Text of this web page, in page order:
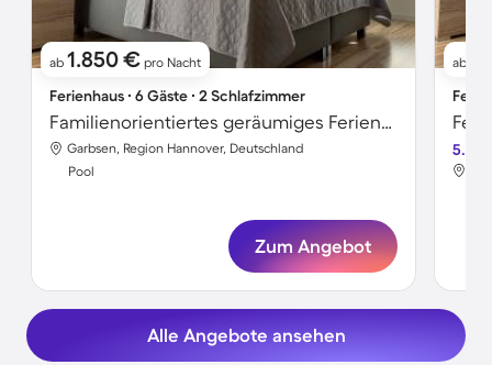
ab 1.850 € pro Nacht
Ferienhaus ∙ 6 Gäste ∙ 2 Schlafzimmer
Familienorientiertes geräumiges Ferienhaus mit Garten, Terrasse und Pool | Haustierfreundlich
Garbsen, Region Hannover, Deutschland
Pool
Zum Angebot
ab
5.0
Alle Angebote ansehen